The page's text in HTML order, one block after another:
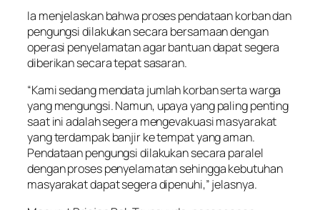
Ia menjelaskan bahwa proses pendataan korban dan
pengungsi dilakukan secara bersamaan dengan
operasi penyelamatan agar bantuan dapat segera
diberikan secara tepat sasaran.
“Kami sedang mendata jumlah korban serta warga
yang mengungsi. Namun, upaya yang paling penting
saat ini adalah segera mengevakuasi masyarakat
yang terdampak banjir ke tempat yang aman.
Pendataan pengungsi dilakukan secara paralel
dengan proses penyelamatan sehingga kebutuhan
masyarakat dapat segera dipenuhi,” jelasnya.